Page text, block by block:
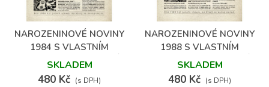
NAROZENINOVÉ NOVINY
1984 S VLASTNÍM
TEXTEM A FOTOGRAFIÍ
SKLADEM
480 Kč (s DPH)
NAROZENINOVÉ NOVINY
1988 S VLASTNÍM
TEXTEM A FOTOGRAFIÍ
SKLADEM
480 Kč (s DPH)